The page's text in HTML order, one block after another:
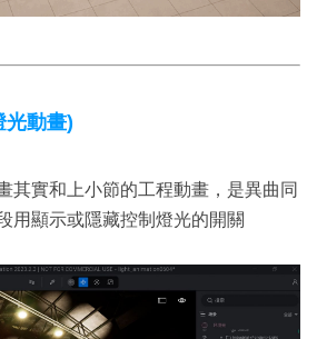
光動畫)
其實和上小節的工程動畫，是異曲同
用顯示或隱藏控制燈光的開關